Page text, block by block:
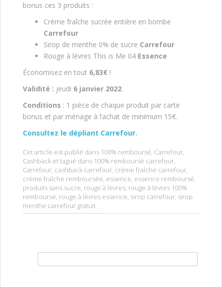
bonus ces 3 produits :
Crème fraîche sucrée entière en bombe
Carrefour
Sirop de menthe 0% de sucre Carrefour
Rouge à lèvres This is Me 04 Essence
Économisez en tout 6,83€ !
Validité : jeudi 6 janvier 2022.
Conditions : 1 pièce de chaque produit par carte
bonus et par ménage à l’achat de minimum 15€.
Consultez le dépliant Carrefour.
Cet article est publié dans 100% remboursé, Carrefour,
Cashback et tagué dans 100% remboursé carrefour,
Carrefour, cashback carrefour, crème fraîche carrefour,
crème fraîche remboursée, essence, essence remboursé,
produits sans sucre, rouge à lèvres, rouge à lèvres 100%
remboursé, rouge à lèvres essence, sirop carrefour, sirop
menthe carrefour gratuit.